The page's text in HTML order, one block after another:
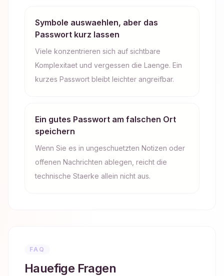
Symbole auswaehlen, aber das
Passwort kurz lassen
Viele konzentrieren sich auf sichtbare
Komplexitaet und vergessen die Laenge. Ein
kurzes Passwort bleibt leichter angreifbar.
Ein gutes Passwort am falschen Ort
speichern
Wenn Sie es in ungeschuetzten Notizen oder
offenen Nachrichten ablegen, reicht die
technische Staerke allein nicht aus.
FAQ
Hauefige Fragen